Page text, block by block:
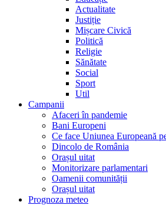
Actualitate
Justiție
Mișcare Civică
Politică
Religie
Sănătate
Social
Sport
Util
Campanii
Afaceri în pandemie
Bani Europeni
Ce face Uniunea Europeană
Dincolo de România
Orașul uitat
Monitorizare parlamentari
Oamenii comunității
Orașul uitat
Prognoza meteo